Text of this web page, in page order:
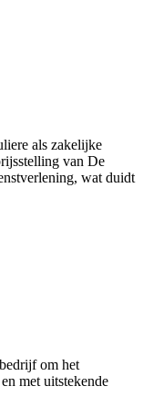
als zakelijke
van De
wat duidt
om het
met uitstekende